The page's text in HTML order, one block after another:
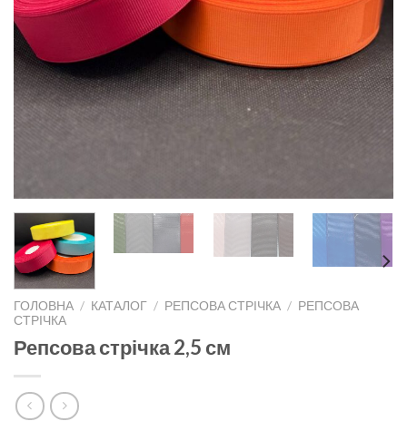
ГОЛОВНА / КАТАЛОГ / РЕПСОВА СТРІЧКА / РЕПСОВА
СТРІЧКА
Репсова стрічка 2,5 см